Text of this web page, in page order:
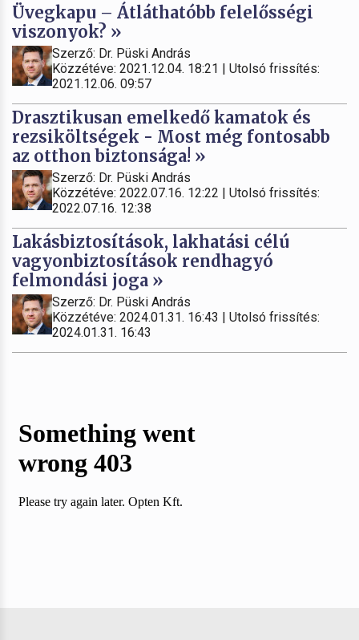
Üvegkapu – Átláthatóbb felelősségi
viszonyok? »
Szerző: Dr. Püski András
Közzétéve: 2021.12.04. 18:21 | Utolsó frissítés:
2021.12.06. 09:57
Drasztikusan emelkedő kamatok és
rezsiköltségek - Most még fontosabb
az otthon biztonsága! »
Szerző: Dr. Püski András
Közzétéve: 2022.07.16. 12:22 | Utolsó frissítés:
2022.07.16. 12:38
Lakásbiztosítások, lakhatási célú
vagyonbiztosítások rendhagyó
felmondási joga »
Szerző: Dr. Püski András
Közzétéve: 2024.01.31. 16:43 | Utolsó frissítés:
2024.01.31. 16:43